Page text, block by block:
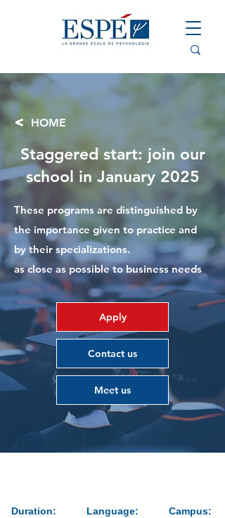
HOME
<
Staggered start: join our
school in January 2025
These programs are distinguished by
the importance given to practice and
by their specializations.
as close as possible to business needs
Apply
Contact us
Meet us
Duration:
Language:
Campus: